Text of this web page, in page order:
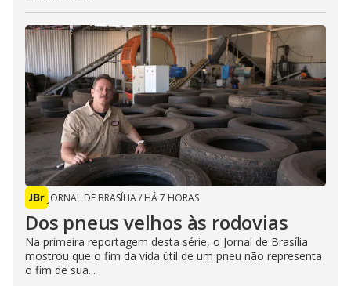
JORNAL DE BRASÍLIA/ HÁ 7 HORAS
Dos pneus velhos às rodovias
Na primeira reportagem desta série, o Jornal de Brasília
mostrou que o fim da vida útil de um pneu não representa
o fim de sua...